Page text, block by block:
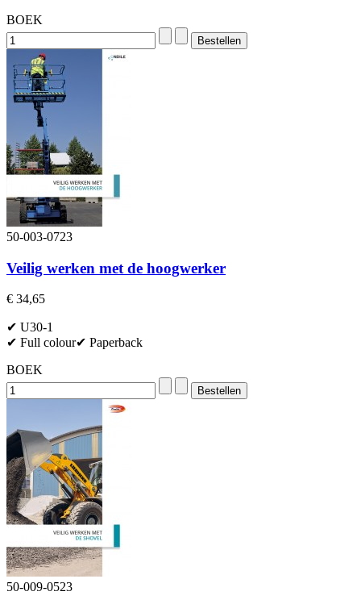
BOEK
50-003-0723
Veilig werken met de hoogwerker
€ 34,65
✔ U30-1
✔ Full colour✔ Paperback
BOEK
50-009-0523